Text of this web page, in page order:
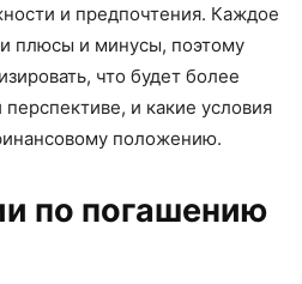
и предпочтения. Каждое
плюсы и минусы, поэтому
что будет более
и какие условия
положению.
по погашению